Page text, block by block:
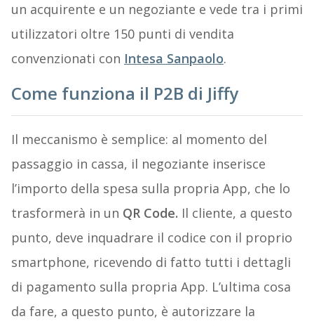
un acquirente e un negoziante e vede tra i primi
utilizzatori oltre 150 punti di vendita
convenzionati con Intesa Sanpaolo.
Come funziona il P2B di Jiffy
Il meccanismo è semplice: al momento del
passaggio in cassa, il negoziante inserisce
l’importo della spesa sulla propria App, che lo
trasformerà in un QR Code. Il cliente, a questo
punto, deve inquadrare il codice con il proprio
smartphone, ricevendo di fatto tutti i dettagli
di pagamento sulla propria App. L’ultima cosa
da fare, a questo punto, è autorizzare la